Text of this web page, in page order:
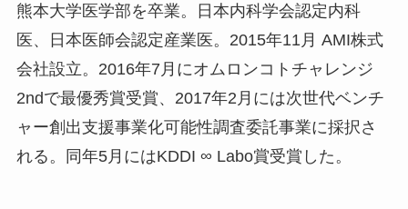
熊本大学医学部を卒業。日本内科学会認定内科
医、日本医師会認定産業医。2015年11月 AMI株式
会社設立。2016年7月にオムロンコトチャレンジ
2ndで最優秀賞受賞、2017年2月には次世代ベンチ
ャー創出支援事業化可能性調査委託事業に採択さ
れる。同年5月にはKDDI ∞ Labo賞受賞した。